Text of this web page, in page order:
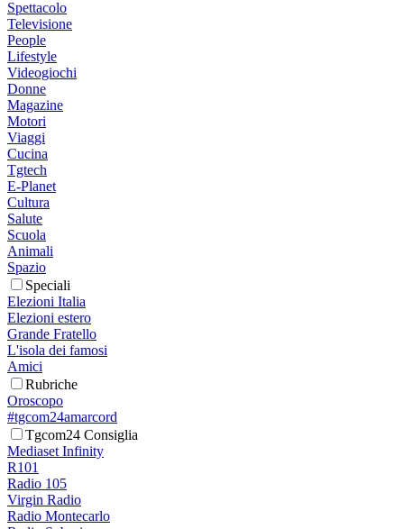
Spettacolo
Televisione
People
Lifestyle
Videogiochi
Donne
Magazine
Motori
Viaggi
Cucina
Tgtech
E-Planet
Cultura
Salute
Scuola
Animali
Spazio
Speciali
Elezioni Italia
Elezioni estero
Grande Fratello
L'isola dei famosi
Amici
Rubriche
Oroscopo
#tgcom24amarcord
Tgcom24 Consiglia
Mediaset Infinity
R101
Radio 105
Virgin Radio
Radio Montecarlo